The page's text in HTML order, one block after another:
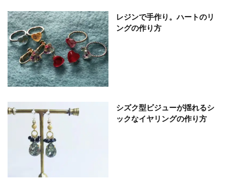
レジンで手作り。ハートのリ
ングの作り方
シズク型ビジューが揺れるシ
ックなイヤリングの作り方